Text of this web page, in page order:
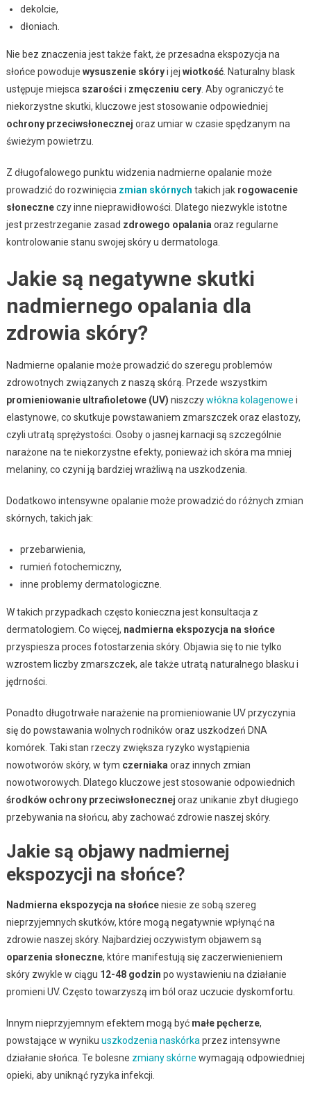
dekolcie,
dłoniach.
Nie bez znaczenia jest także fakt, że przesadna ekspozycja na
słońce powoduje wysuszenie skóryi jej wiotkość. Naturalny blask
ustępuje miejsca szarości i zmęczeniu cery. Aby ograniczyć te
niekorzystne skutki, kluczowe jest stosowanie odpowiedniej
ochrony przeciwsłonecznej oraz umiar w czasie spędzanym na
świeżym powietrzu.
Z długofalowego punktu widzenia nadmierne opalanie może
prowadzić do rozwinięcia zmian skórnych takich jak rogowacenie
słoneczneczy inne nieprawidłowości. Dlatego niezwykle istotne
jest przestrzeganie zasad zdrowego opalania oraz regularne
kontrolowanie stanu swojej skóry u dermatologa.
Jakie są negatywne skutki
nadmiernego opalania dla
zdrowia skóry?
Nadmierne opalanie może prowadzić do szeregu problemów
zdrowotnych związanych z naszą skórą. Przede wszystkim
promieniowanie ultrafioletowe (UV) niszczywłókna kolagenowe i
elastynowe, co skutkuje powstawaniem zmarszczek oraz elastozy,
czyli utratą sprężystości. Osoby o jasnej karnacji są szczególnie
narażone na te niekorzystne efekty, ponieważ ich skóra ma mniej
melaniny, co czyni ją bardziej wrażliwą na uszkodzenia.
Dodatkowo intensywne opalanie może prowadzić do różnych zmian
skórnych, takich jak:
przebarwienia,
rumień fotochemiczny,
inne problemy dermatologiczne.
W takich przypadkach często konieczna jest konsultacja z
dermatologiem. Co więcej, nadmierna ekspozycja na słońce
przyspiesza proces fotostarzenia skóry. Objawia się to nie tylko
wzrostem liczby zmarszczek, ale także utratą naturalnego blasku i
jędrności.
Ponadto długotrwałe narażenie na promieniowanie UV przyczynia
się do powstawania wolnych rodników oraz uszkodzeń DNA
komórek. Taki stan rzeczy zwiększa ryzyko wystąpienia
nowotworów skóry, w tym czerniaka oraz innych zmian
nowotworowych. Dlatego kluczowe jest stosowanie odpowiednich
środków ochrony przeciwsłonecznej oraz unikanie zbyt długiego
przebywania na słońcu, aby zachować zdrowie naszej skóry.
Jakie są objawy nadmiernej
ekspozycji na słońce?
Nadmierna ekspozycja na słońceniesie ze sobą szereg
nieprzyjemnych skutków, które mogą negatywnie wpłynąć na
zdrowie naszej skóry. Najbardziej oczywistym objawem są
oparzenia słoneczne, które manifestują się zaczerwienieniem
skóry zwykle w ciągu 12-48 godzin po wystawieniu na działanie
promieni UV. Często towarzyszą im ból oraz uczucie dyskomfortu.
Innym nieprzyjemnym efektem mogą być małe pęcherze,
powstające w wyniku uszkodzenia naskórka przez intensywne
działanie słońca. Te bolesne zmiany skórne wymagają odpowiedniej
opieki, aby uniknąć ryzyka infekcji.